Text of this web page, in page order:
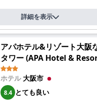
詳細を表示
アパホテル&リゾート大阪
タワー (APA Hotel &
Namba Ekimae Tower)
ホテル大阪市
8.4 とても良い